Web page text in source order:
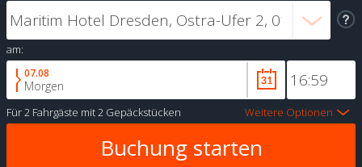
am:
07.08
Morgen
Für2 Fahrgäste mit2 Gepäckstücken Weitere Optionen